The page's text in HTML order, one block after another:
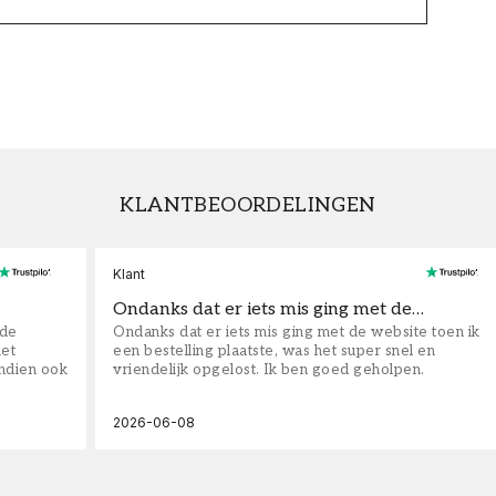
KLANTBEOORDELINGEN
ook
Klant
Ondanks dat er iets mis ging met de…
Ondanks dat er iets mis ging met de website toen ik
een bestelling plaatste, was het super snel en
vriendelijk opgelost. Ik ben goed geholpen.
2026-06-08